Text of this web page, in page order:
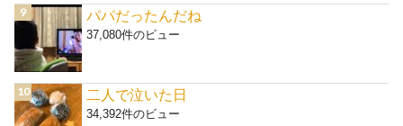
パパだったんだね
37,080件のビュー
二人で泣いた日
34,392件のビュー